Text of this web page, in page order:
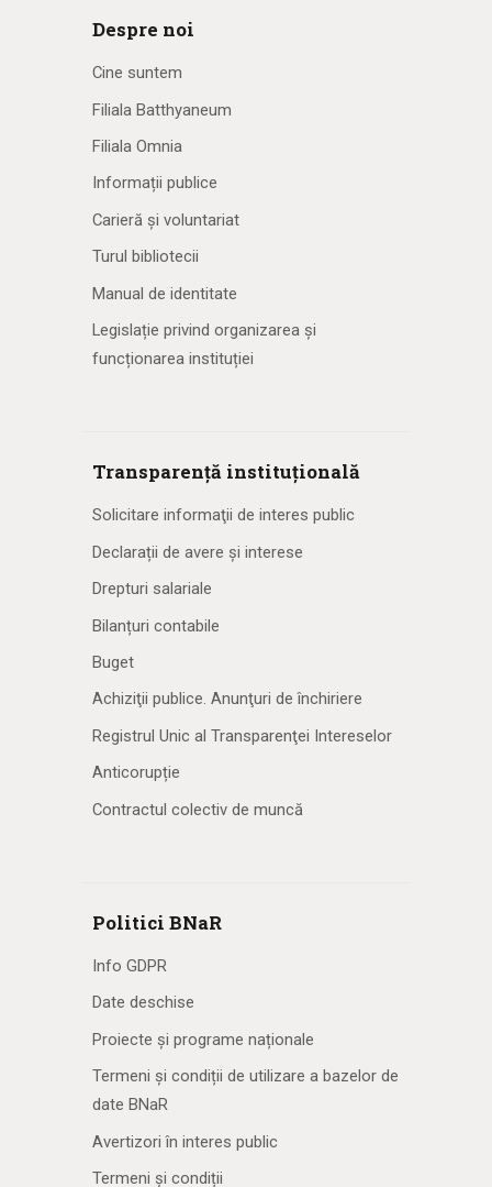
Despre noi
Cine suntem
Filiala Batthyaneum
Filiala Omnia
Informații publice
Carieră și voluntariat
Turul bibliotecii
Manual de identitate
Legislație privind organizarea și
funcționarea instituției
Transparență instituțională
Solicitare informaţii de interes public
Declarații de avere și interese
Drepturi salariale
Bilanțuri contabile
Buget
Achiziţii publice. Anunţuri de închiriere
Registrul Unic al Transparenţei Intereselor
Anticorupție
Contractul colectiv de muncă
Politici BNaR
Info GDPR
Date deschise
Proiecte și programe naționale
Termeni și condiții de utilizare a bazelor de
date BNaR
Avertizori în interes public
Termeni și condiții